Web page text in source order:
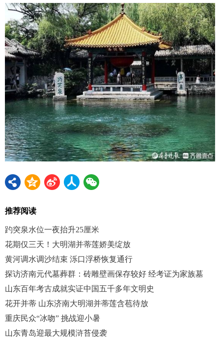
推荐阅读
趵突泉水位一夜抬升25厘米
花期仅三天！大明湖并蒂莲娇美绽放
黄河调水调沙结束 泺口浮桥恢复通行
探访济南元代墓葬群：砖雕壁画保存较好 经考证为家族墓
山东百年考古成就实证中国五千多年文明史
花开并蒂 山东济南大明湖并蒂莲含苞待放
重庆民众“冰吻” 挑战迎小暑
山东青岛迎最大规模浒苔侵袭